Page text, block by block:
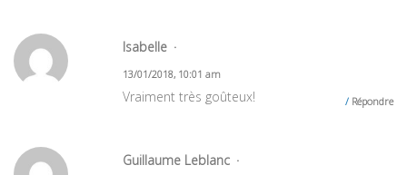
Isabelle
13/01/2018, 10:01 am
Répondre
Vraiment très goûteux!
Guillaume Leblanc